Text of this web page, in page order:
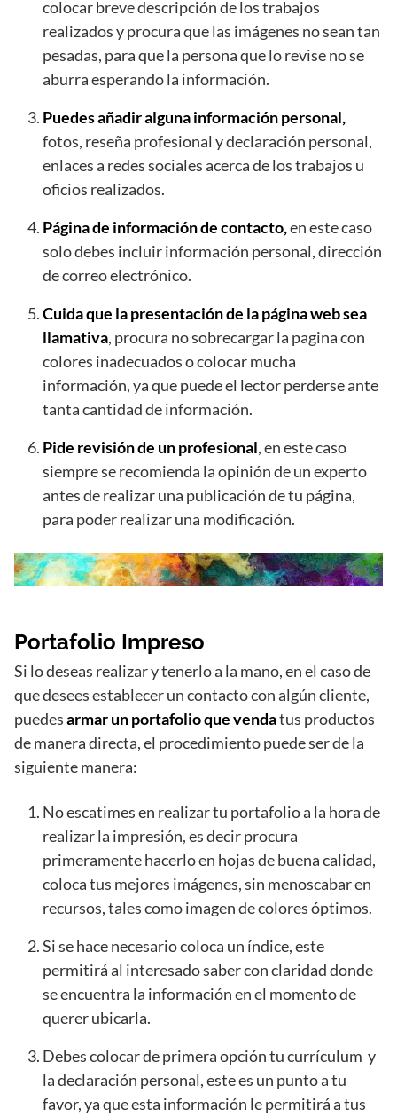
colocar breve descripción de los trabajos
realizados y procura que las imágenes no sean tan
pesadas, para que la persona que lo revise no se
aburra esperando la información.
Puedes añadir alguna información personal,
fotos, reseña profesional y declaración personal,
enlaces a redes sociales acerca de los trabajos u
oficios realizados.
Página de información de contacto,en este caso
solo debes incluir información personal, dirección
de correo electrónico.
Cuida que la presentación de la página web sea
llamativa, procura no sobrecargar la pagina con
colores inadecuados o colocar mucha
información, ya que puede el lector perderse ante
tanta cantidad de información.
Pide revisión de un profesional, en este caso
siempre se recomienda la opinión de un experto
antes de realizar una publicación de tu página,
para poder realizar una modificación.
Portafolio Impreso
Si lo deseas realizar y tenerlo a la mano, en el caso de
que desees establecer un contacto con algún cliente,
puedesarmar un portafolio que vendatus productos
de manera directa, el procedimiento puede ser de la
siguiente manera:
No escatimes en realizar tu portafolio a la hora de
realizar la impresión, es decir procura
primeramente hacerlo en hojas de buena calidad,
coloca tus mejores imágenes, sin menoscabar en
recursos, tales como imagen de colores óptimos.
Si se hace necesario coloca un índice, este
permitirá al interesado saber con claridad donde
se encuentra la información en el momento de
querer ubicarla.
Debes colocar de primera opción tu currículum y
la declaración personal, este es un punto a tu
favor, ya que esta información le permitirá a tus